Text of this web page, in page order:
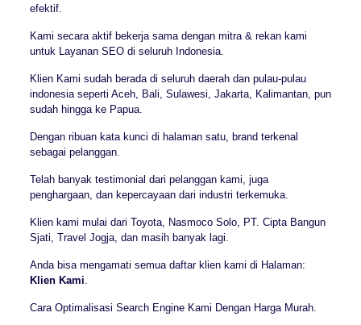
efektif.
Kami secara aktif bekerja sama dengan mitra & rekan kami
untuk Layanan SEO di seluruh Indonesia.
Klien Kami sudah berada di seluruh daerah dan pulau-pulau
indonesia seperti Aceh, Bali, Sulawesi, Jakarta, Kalimantan, pun
sudah hingga ke Papua.
Dengan ribuan kata kunci di halaman satu, brand terkenal
sebagai pelanggan.
Telah banyak testimonial dari pelanggan kami, juga
penghargaan, dan kepercayaan dari industri terkemuka.
Klien kami mulai dari Toyota, Nasmoco Solo, PT. Cipta Bangun
Sjati, Travel Jogja, dan masih banyak lagi.
Anda bisa mengamati semua daftar klien kami di Halaman:
Klien Kami
Cara Optimalisasi Search Engine Kami Dengan Harga Murah.